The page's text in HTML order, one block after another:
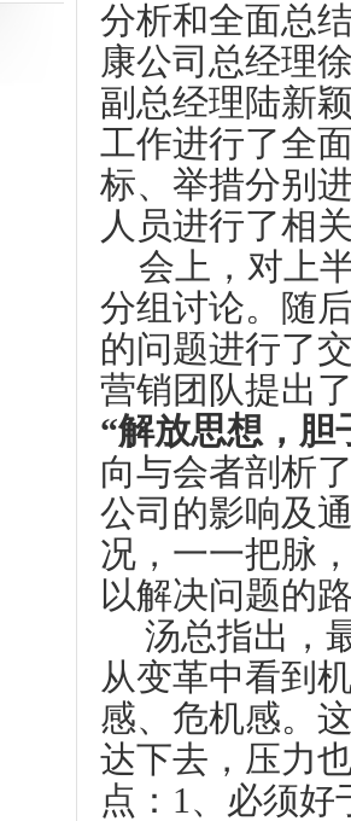
分析和全面总
康公司总经理
副总经理陆新
工作进行了全
标、举措分别
人员进行了相
会上，对上
分组讨论。随
的问题进行了
营销团队提出
“解放思想，
向与会者剖析
公司的影响及
况，一一把脉
以解决问题的
汤总指出，
从变革中看到
感、危机感。
达下去，压力
点： 1 、必须好